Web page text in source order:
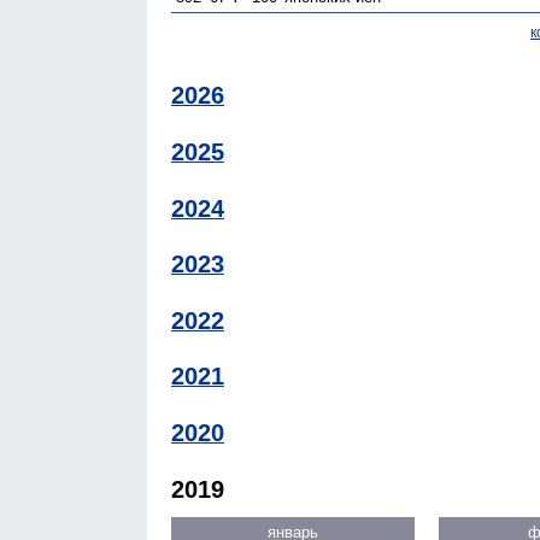
2026
2025
2024
2023
2022
2021
2020
2019
январь